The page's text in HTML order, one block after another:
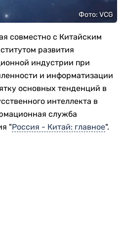
Фото: VCG
совместно с Китайским
развития
индустрии при
и информатизации
основных тенденций в
интеллекта в
служба
"Россия - Китай: главное".